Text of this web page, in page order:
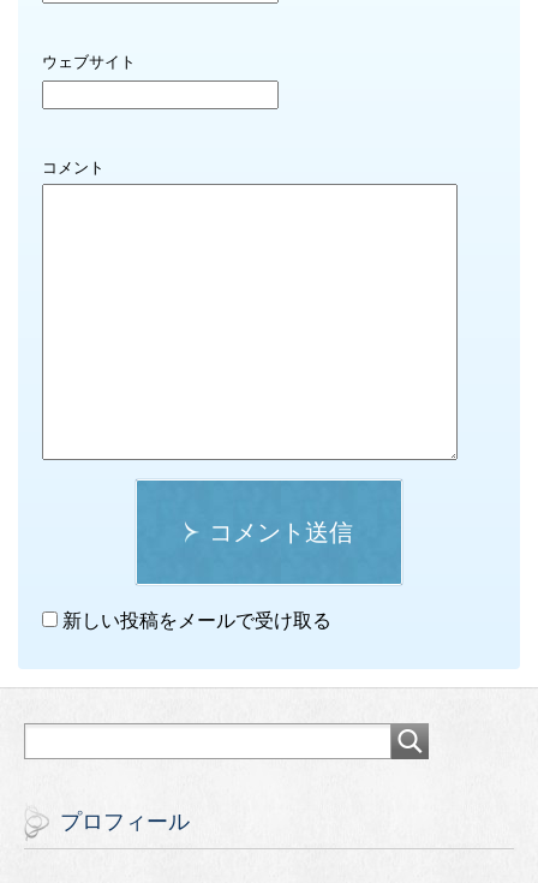
ウェブサイト
コメント
コメント送信
新しい投稿をメールで受け取る
プロフィール